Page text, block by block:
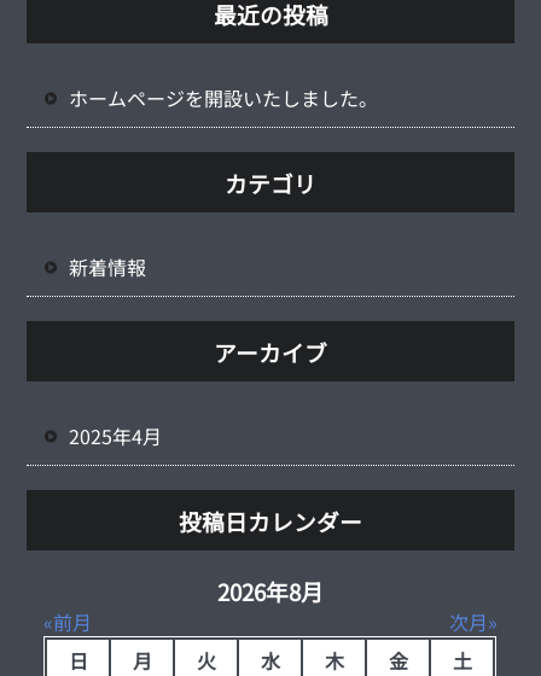
最近の投稿
ホームページを開設いたしました。
カテゴリ
新着情報
アーカイブ
2025年4月
投稿日カレンダー
2026年8月
前月
次月
日
月 火 水 木 金
土